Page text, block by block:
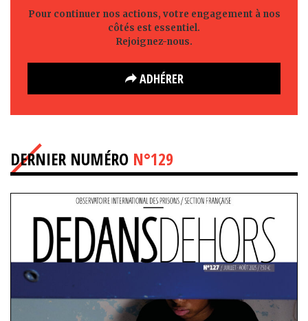
Pour continuer nos actions, votre engagement à nos
côtés est essentiel.
Rejoignez-nous.
ADHÉRER
DERNIER NUMÉRO N°129